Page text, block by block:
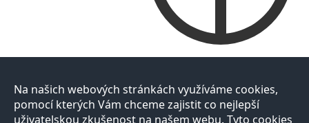
Na našich webových stránkách využíváme cookies,
pomocí kterých Vám chceme zajistit co nejlepší
uživatelskou zkušenost na našem webu. Tyto cookies